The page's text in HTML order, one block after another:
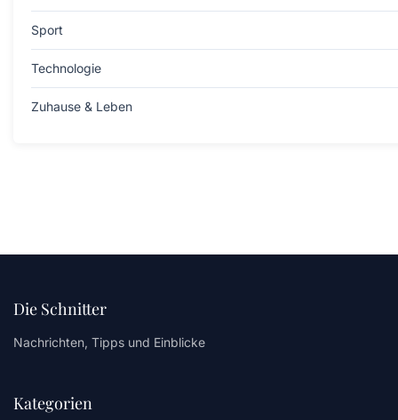
Sport
Technologie
Zuhause & Leben
Die Schnitter
Nachrichten, Tipps und Einblicke
Kategorien